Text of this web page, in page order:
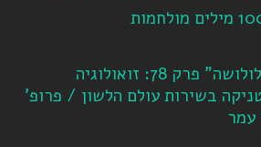
"קולולושה" פרק 78: זואולוגיה
בשירות עולם הלשון / פרופ'
עמר